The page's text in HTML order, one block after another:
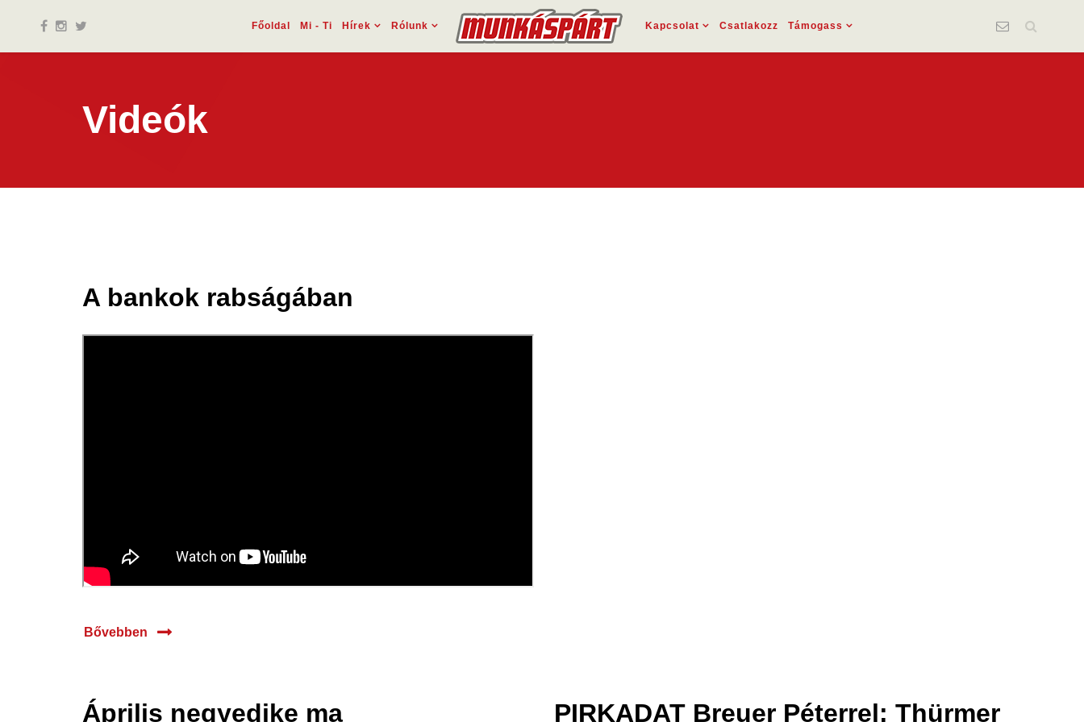
Főoldal Mi - Ti Hírek Rólunk Kapcsolat Csatlakozz Támogass
Videók
09 ápr.
2025
A bankok rabságában
Bővebben
Április negyedike ma
PIRKADAT Breuer Péterrel: Thürmer